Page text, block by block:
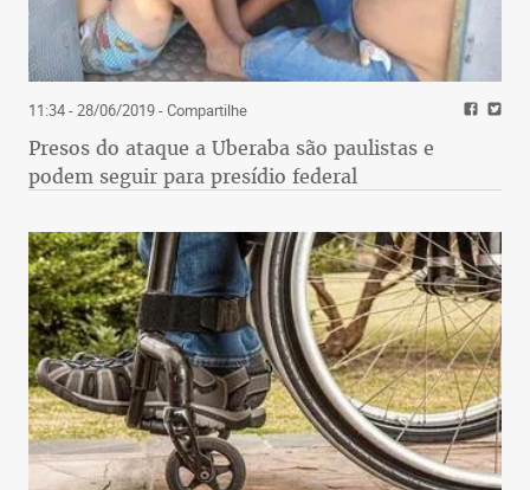
11:34 - 28/06/2019- Compartilhe
Presos do ataque a Uberaba são paulistas e
podem seguir para presídio federal